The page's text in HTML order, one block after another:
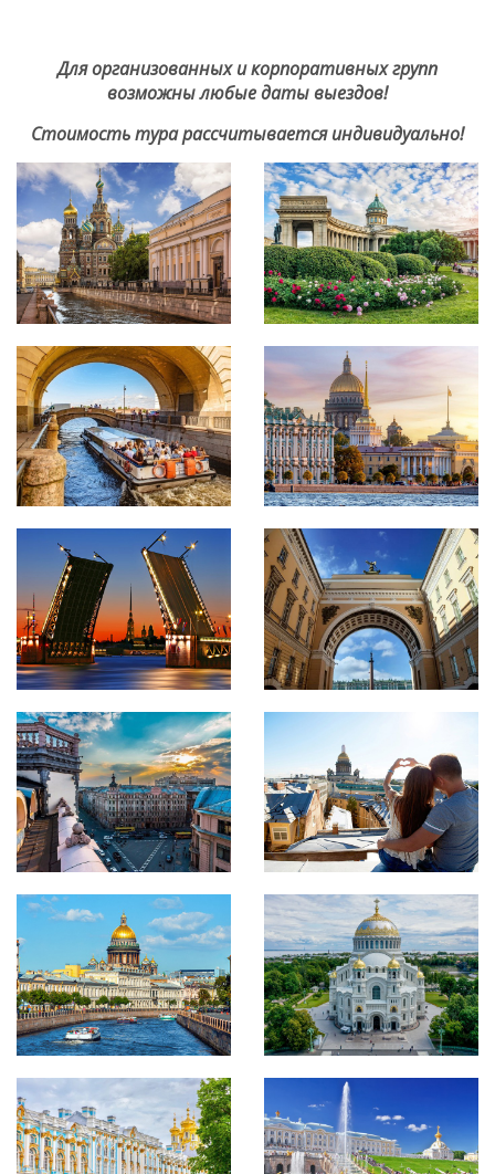
Для организованных и корпоративных групп
возможны любые даты выездов!
Стоимость тура рассчитывается индивидуально!